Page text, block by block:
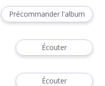
Précommander l'album
Écouter
Écouter